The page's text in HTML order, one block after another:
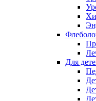
Для